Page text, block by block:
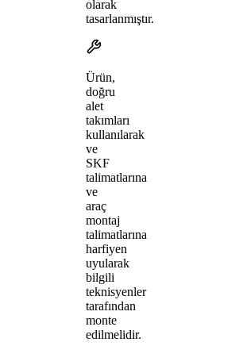
olarak
tasarlanmıştır.
Ürün,
doğru
alet
takımları
kullanılarak
ve
SKF
talimatlarına
ve
araç
montaj
talimatlarına
harfiyen
uyularak
bilgili
teknisyenler
tarafından
monte
edilmelidir.